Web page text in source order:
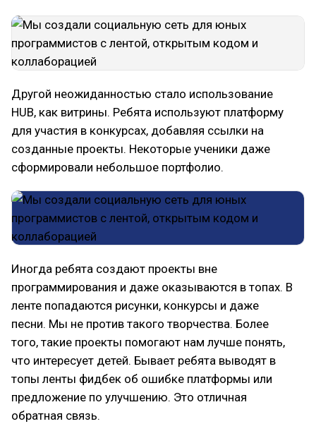
Другой неожиданностью стало использование
HUB, как витрины. Ребята используют платформу
для участия в конкурсах, добавляя ссылки на
созданные проекты. Некоторые ученики даже
сформировали небольшое портфолио.
Иногда ребята создают проекты вне
программирования и даже оказываются в топах. В
ленте попадаются рисунки, конкурсы и даже
песни. Мы не против такого творчества. Более
того, такие проекты помогают нам лучше понять,
что интересует детей. Бывает ребята выводят в
топы ленты фидбек об ошибке платформы или
предложение по улучшению. Это отличная
обратная связь.